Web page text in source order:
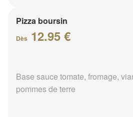
Pizza boursin
Dès 12.95 €
Base sauce tomate, fromage,
pommes de terre